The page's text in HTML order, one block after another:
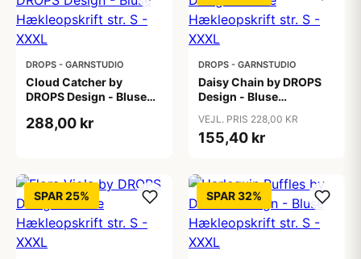
DROPS - GARNSTUDIO
Cloud Catcher by
DROPS Design - Bluse
XXXL
288,00 kr
DROPS - GARNSTUDIO
Daisy Chain by DROPS
Design - Bluse
XXXL
VEJL. PRIS 228,00 KR
155,40 kr
SPAR 25% SPAR 32%